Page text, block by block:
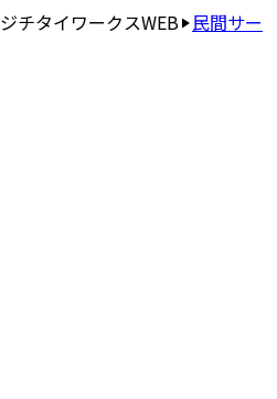
ジチタイワークスWEB 民間サー